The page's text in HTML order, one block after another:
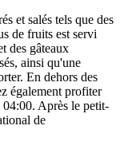
et salés tels que des
de fruits est servi
des gâteaux
ainsi qu'une
En dehors des
également profiter
Après le petit-
de